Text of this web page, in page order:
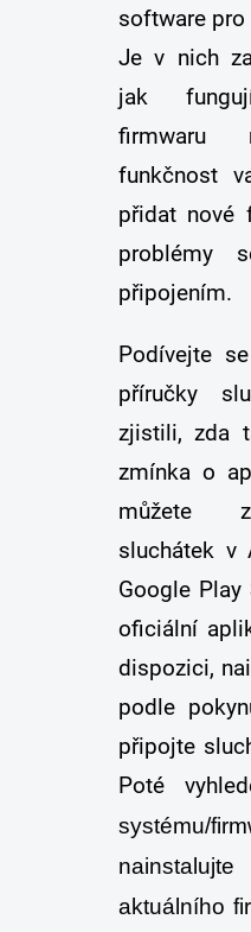
software pro
Je v nich
jak
firmwaru
funkčnost
přidat nové
problémy
připojením.
Podívejte
příručky
zjistili, zda
zmínka o
můžete
sluchátek v
Google Play
oficiální
dispozici,
podle
připojte
Poté
aktuálního